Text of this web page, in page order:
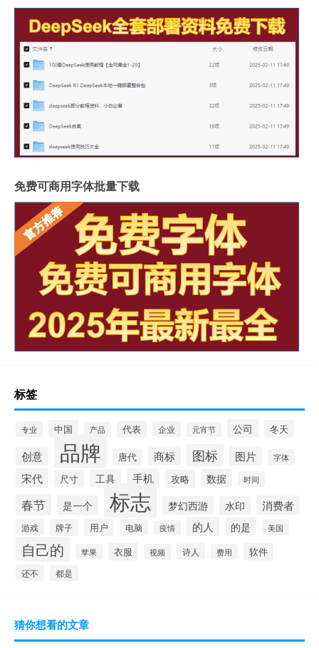
免费可商用字体批量下载
标签
专业 中国 产品 代表 企业 元宵节 公司 冬天
创意 品牌 唐代 商标 图标 图片 字体
宋代 尺寸 工具 手机 攻略 数据 时间
春节 是一个 标志 梦幻西游 水印 消费者
游戏 牌子 用户 电脑 疫情 的人 的是 美国
自己的 苹果 衣服 视频 诗人 费用 软件
还不 都是
猜你想看的文章